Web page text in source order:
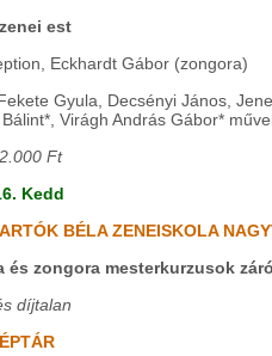
est
Eckhardt Gábor (zongora)
Gyula, Decsényi János,
Virágh András Gábor*
Ft
Kedd
BÉLA ZENEISKOLA
és zongora mesterkurzusok
díjtalan